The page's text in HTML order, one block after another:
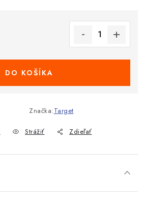
DO KOŠÍKA
Značka:Target
Strážiť Zdieľať